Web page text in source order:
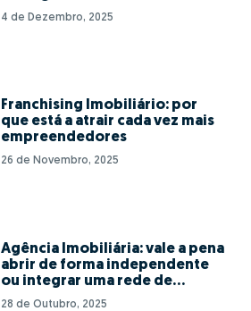
4 de Dezembro, 2025
Franchising Imobiliário: por
que está a atrair cada vez mais
empreendedores
26 de Novembro, 2025
Agência Imobiliária: vale a pena
abrir de forma independente
ou integrar uma rede de
franchising?
28 de Outubro, 2025